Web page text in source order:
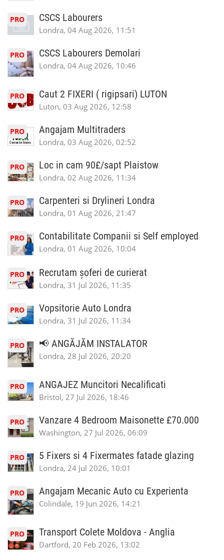
PRO CSCS Labourers
Londra, 04 Aug 2026, 11:51
PRO CSCS Labourers Demolari
Londra, 04 Aug 2026, 10:46
PRO Caut 2 FIXERI ( rigipsari) LUTON
Luton, 03 Aug 2026, 12:58
PRO Angajam Multitraders
Londra, 03 Aug 2026, 02:52
PRO Loc in cam 90£/sapt Plaistow
Londra, 02 Aug 2026, 11:34
PRO Carpenteri si Drylineri Londra
Londra, 01 Aug 2026, 21:47
PRO Contabilitate Companii si Self employed
Londra, 01 Aug 2026, 10:04
PRO Recrutam șoferi de curierat
Londra, 31 Jul 2026, 11:35
PRO Vopsitorie Auto Londra
Londra, 31 Jul 2026, 11:34
PRO 📢 ANGĂJĂM INSTALATOR
Londra, 28 Jul 2026, 20:20
PRO ANGAJEZ Muncitori Necalificati
Bristol, 27 Jul 2026, 18:46
PRO Vanzare 4 Bedroom Maisonette £70.000
Washington, 27 Jul 2026, 06:09
PRO 5 Fixers si 4 Fixermates fatade glazing
Londra, 24 Jul 2026, 10:01
PRO Angajam Mecanic Auto cu Experienta
Colindale, 19 Jun 2026, 14:21
PRO Transport Colete Moldova - Anglia
Dartford, 20 Feb 2026, 13:02